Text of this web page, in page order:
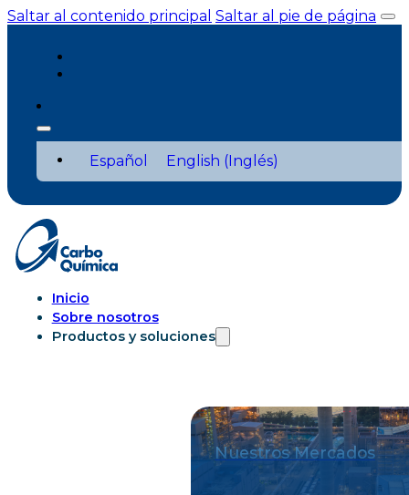
Saltar al contenido principal Saltar al pie de página
Español English (Inglés)
Inicio
Sobre nosotros
Productos y soluciones
Nuestros Mercados